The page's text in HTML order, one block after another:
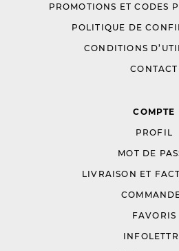
PROMOTIONS ET CODES
POLITIQUE DE
CONDITIONS
CONTACT
COMPTE
PROFIL
MOT DE
LIVRAISON ET
FAVORIS